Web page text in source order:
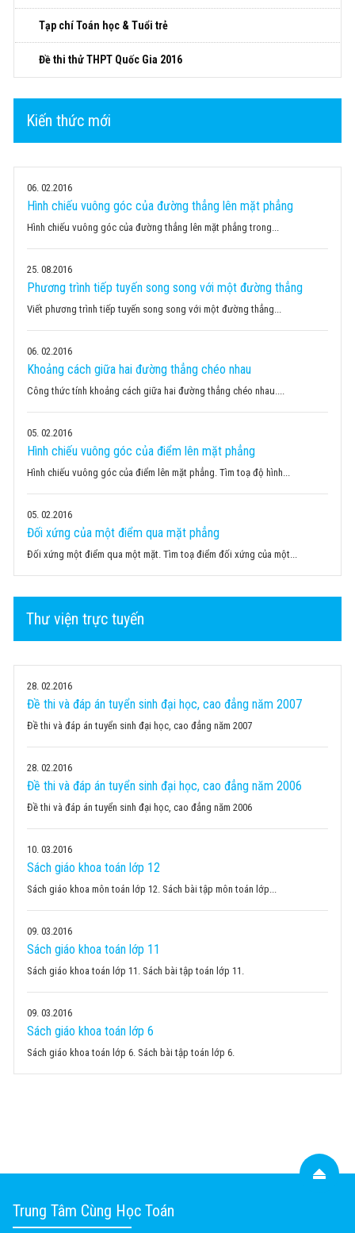
Tạp chí Toán học & Tuổi trẻ
Đề thi thử THPT Quốc Gia 2016
Kiến thức mới
06 02.2016
Hình chiếu vuông góc của đường thẳng lên mặt phẳng
Hình chiếu vuông góc của đường thẳng lên mặt phẳng trong...
25 08.2016
Phương trình tiếp tuyến song song với một đường thẳng
Viết phương trình tiếp tuyến song song với một đường thẳng...
06 02.2016
Khoảng cách giữa hai đường thẳng chéo nhau
Công thức tính khoảng cách giữa hai đường thẳng chéo nhau....
05 02.2016
Hình chiếu vuông góc của điểm lên mặt phẳng
Hình chiếu vuông góc của điểm lên mặt phẳng. Tìm toạ độ hình...
05 02.2016
Đối xứng của một điểm qua mặt phẳng
Đối xứng một điểm qua một mặt. Tìm toạ điểm đối xứng của một...
Thư viện trực tuyến
28 02.2016
Đề thi và đáp án tuyển sinh đại học, cao đẳng năm 2007
Đề thi và đáp án tuyển sinh đại học, cao đẳng năm 2007
28 02.2016
Đề thi và đáp án tuyển sinh đại học, cao đẳng năm 2006
Đề thi và đáp án tuyển sinh đại học, cao đẳng năm 2006
10 03.2016
Sách giáo khoa toán lớp 12
Sách giáo khoa môn toán lớp 12. Sách bài tập môn toán lớp...
09 03.2016
Sách giáo khoa toán lớp 11
Sách giáo khoa toán lớp 11. Sách bài tập toán lớp 11.
09 03.2016
Sách giáo khoa toán lớp 6
Sách giáo khoa toán lớp 6. Sách bài tập toán lớp 6.
Trung Tâm Cùng Học Toán